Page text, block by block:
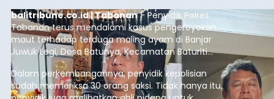
balitribune.co.id | Tabanan- Penyidik Polres
Tabanan terus mendalami kasus pengeroyokan
maut terhadap terduga maling ayam di Banjar
Juwuk Legi, Desa Batunya, Kecamatan Baturiti
yang terjadi beberapa waktu lalu.
Dalam perkembangannya, penyidik kepolisian
sudah memeriksa 30 orang saksi. Tidak hanya itu,